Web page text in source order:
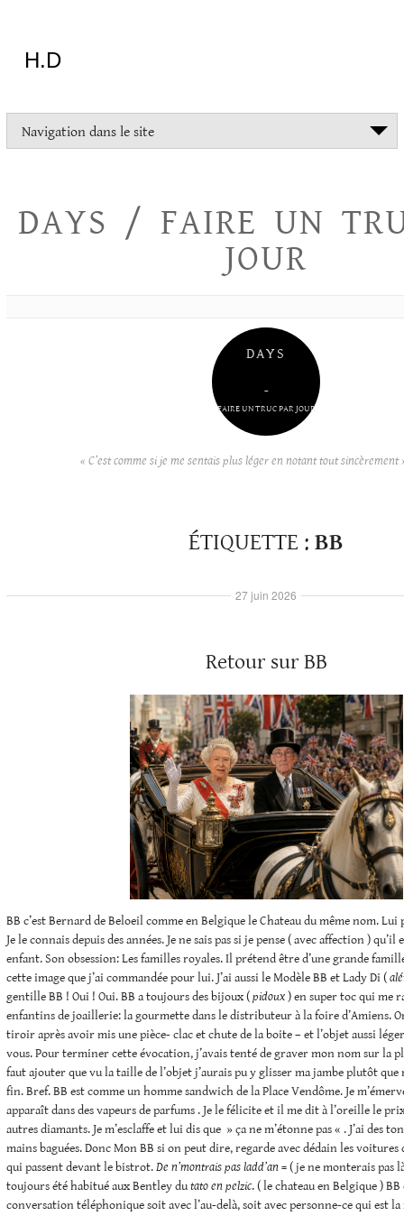
H.D
tout
essayer
Navigation dans le site
DAYS / FAIRE UN
JOUR
DAYS
–
FAIRE UN TRUC PAR JOUR
« C’est comme si je me sentais plus léger en notant tout sincèrement
ÉTIQUETTE : BB
Retour sur BB
BB c’est Bernard de Beloeil comme en Belgique le Chateau du même nom.
Je le connais depuis des années. Je ne sais pas si je pense ( avec affection )
enfant. Son obsession: Les familles royales. Il prétend être d’une grande
cette image que j’ai commandée pour lui. J’ai aussi le Modèle BB et Lady Di (
gentille BB ! Oui ! Oui. BB a toujours des bijoux (pidoux ) en super toc qui me
enfantins de joaillerie: la gourmette dans le distributeur à la foire d’Amiens.
tiroir après avoir mis une pièce- clac et chute de la boite – et l’objet aussi
vous. Pour terminer cette évocation, j’avais tenté de graver mon nom sur la
faut ajouter que vu la taille de l’objet j’aurais pu y glisser ma jambe plutôt
fin. Bref. BB est comme un homme sandwich de la Place Vendôme. Je
apparaît dans des vapeurs de parfums . Je le félicite et il me dit à l’oreille le
autres diamants. Je m’esclaffe et lui dis que » ça ne m’étonne pas « . J’ai des
mains baguées. Donc Mon BB si on peut dire, regarde avec dédain les
qui passent devant le bistrot.De n’montrais pas ladd’an= ( je ne monterais pas
toujours été habitué aux Bentley dutatoen pelzic. ( le chateau en Belgique )
conversation téléphonique soit avec l’au-delà, soit avec personne-ce qui est
27 juin 2026